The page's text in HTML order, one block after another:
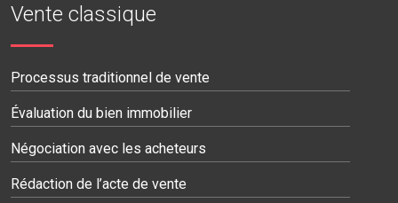
Vente classique
Processus traditionnel de vente
Évaluation du bien immobilier
Négociation avec les acheteurs
Rédaction de l’acte de vente